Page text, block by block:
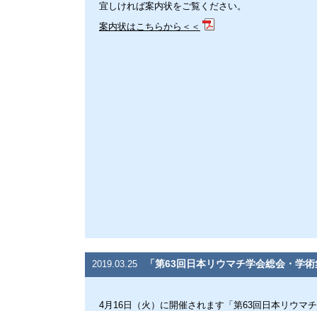
宜しければ案内状をご覧ください。
案内状はこちらから＜＜
2019.03.25 「第63回日本リウマチ学会総会・学
4月16日（火）に開催されます「第63回日本リウマ